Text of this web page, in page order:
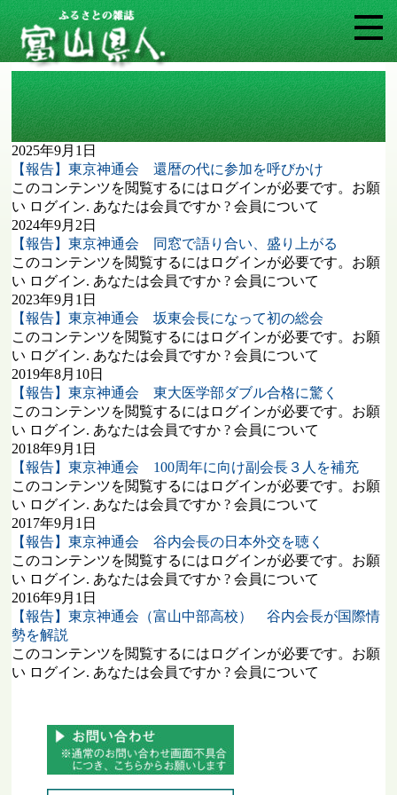
タグ: 東京神通会
2025年9月1日
【報告】東京神通会 還暦の代に参加を呼びかけ
このコンテンツを閲覧するにはログインが必要です。お願
い ログイン. あなたは会員ですか ? 会員について
2024年9月2日
【報告】東京神通会 同窓で語り合い、盛り上がる
このコンテンツを閲覧するにはログインが必要です。お願
い ログイン. あなたは会員ですか ? 会員について
2023年9月1日
【報告】東京神通会 坂東会長になって初の総会
このコンテンツを閲覧するにはログインが必要です。お願
い ログイン. あなたは会員ですか ? 会員について
2019年8月10日
【報告】東京神通会 東大医学部ダブル合格に驚く
このコンテンツを閲覧するにはログインが必要です。お願
い ログイン. あなたは会員ですか ? 会員について
2018年9月1日
【報告】東京神通会 100周年に向け副会長３人を補充
このコンテンツを閲覧するにはログインが必要です。お願
い ログイン. あなたは会員ですか ? 会員について
2017年9月1日
【報告】東京神通会 谷内会長の日本外交を聴く
このコンテンツを閲覧するにはログインが必要です。お願
い ログイン. あなたは会員ですか ? 会員について
2016年9月1日
【報告】東京神通会（富山中部高校） 谷内会長が国際情
勢を解説
このコンテンツを閲覧するにはログインが必要です。お願
い ログイン. あなたは会員ですか ? 会員について